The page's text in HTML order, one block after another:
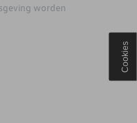
worden
Cookies